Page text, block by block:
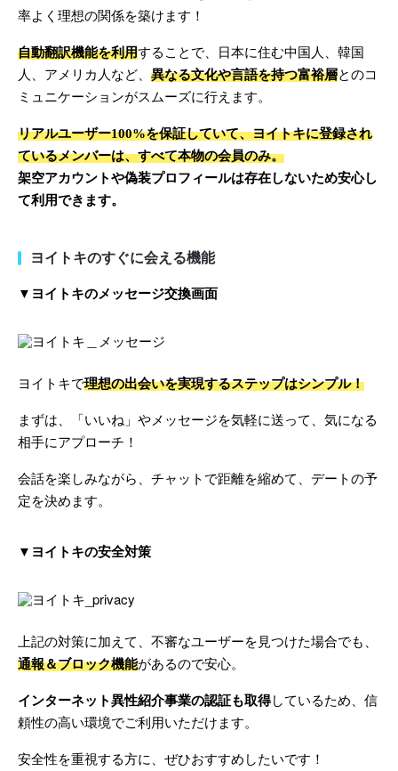
率よく理想の関係を築けます！
自動翻訳機能を利用することで、日本に住む中国人、韓国
人、アメリカ人など、 異なる文化や言語を持つ富裕層とのコ
ミュニケーションがスムーズに行えます。
リアルユーザー100%を保証していて、ヨイトキに登録され
ているメンバーは、すべて本物の会員のみ。
架空アカウントや偽装プロフィールは存在しないため安心し
て利用できます。
ヨイトキのすぐに会える機能
▼ヨイトキのメッセージ交換画面
ヨイトキで理想の出会いを実現するステップはシンプル！
まずは、「いいね」やメッセージを気軽に送って、気になる
相手にアプローチ！
会話を楽しみながら、チャットで距離を縮めて、デートの予
定を決めます。
▼ヨイトキの安全対策
上記の対策に加えて、不審なユーザーを見つけた場合でも、
通報＆ブロック機能があるので安心。
インターネット異性紹介事業の認証も取得しているため、信
頼性の高い環境でご利用いただけます。
安全性を重視する方に、ぜひおすすめしたいです！